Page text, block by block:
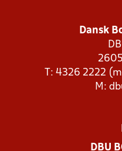
Dansk
T: 4326 2222
M:
DBU